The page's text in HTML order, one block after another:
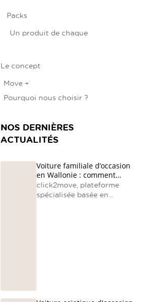
Packs
Un produit de chaque
Le concept
Move +
Pourquoi nous choisir ?
NOS DERNIÈRES
ACTUALITÉS
Voiture familiale d’occasion
en Wallonie : comment
choisir le bon modèle avec
click2move
click2move, plateforme
spécialisée basée en